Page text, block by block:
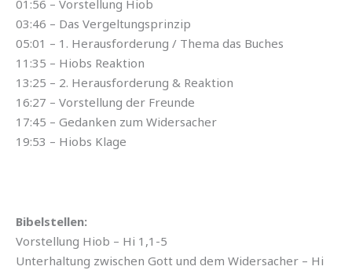
01:56 – Vorstellung Hiob
03:46 – Das Vergeltungsprinzip
05:01 – 1. Herausforderung / Thema das Buches
11:35 – Hiobs Reaktion
13:25 – 2. Herausforderung & Reaktion
16:27 – Vorstellung der Freunde
17:45 – Gedanken zum Widersacher
19:53 – Hiobs Klage
Bibelstellen:
Vorstellung Hiob – Hi 1,1-5
Unterhaltung zwischen Gott und dem Widersacher – Hi